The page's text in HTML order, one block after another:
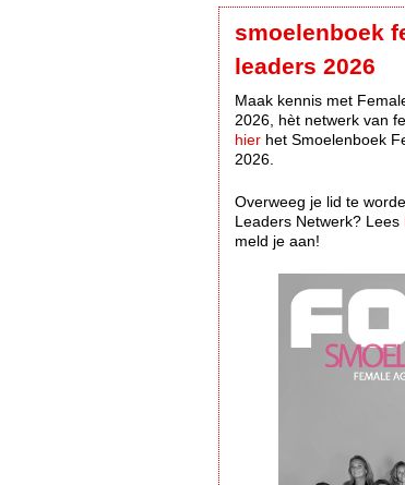
smoelenboek
leaders 2026
Maak kennis met
2026, hèt netwerk van
hier het Smoelenboek
2026.
Overweeg je lid te
Leaders Netwerk? Lees
meld je aan!